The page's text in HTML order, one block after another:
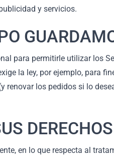
y servicios.
para permitirle utilizar los
la ley, por ejemplo, para
renovar los pedidos si lo
en lo que respecta al